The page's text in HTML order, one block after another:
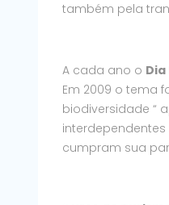
também pela
A cada ano o
Em 2009 o tema
biodiversidade “
cumpram sua